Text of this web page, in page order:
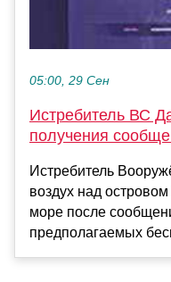
05:00, 29 Сен
Истребитель ВС
получения
Истребитель
воздух над
море после
предполагаемых